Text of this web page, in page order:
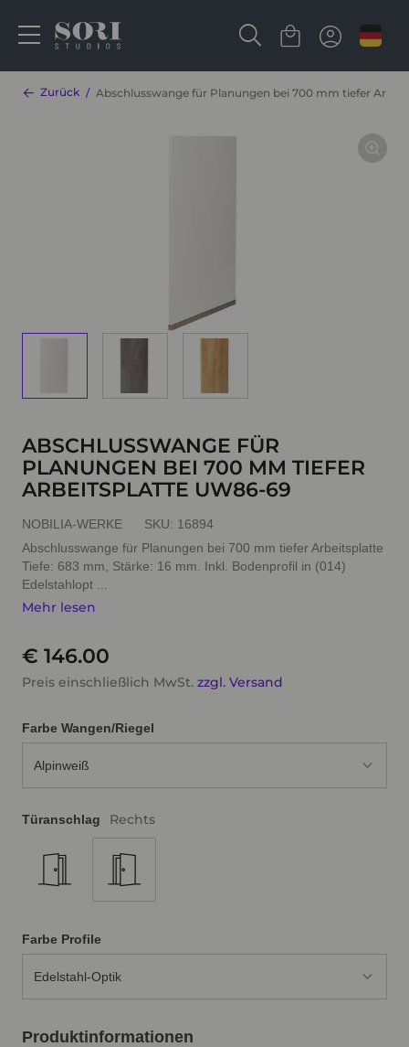
Zurück Abschlusswange für Planungen bei 700 mm tiefer
ABSCHLUSSWANGE FÜR
PLANUNGEN BEI 700 MM TIEFER
ARBEITSPLATTE UW86-69
NOBILIA-WERKE SKU: 16894
Abschlusswange für Planungen bei 700 mm tiefer Arbeitsplatte
Tiefe: 683 mm, Stärke: 16 mm. Inkl. Bodenprofil in (014)
Edelstahlopt ...
Mehr lesen
€ 146.00
Preis einschließlich MwSt. zzgl. Versand
Farbe Wangen/Riegel
Alpinweiß
Türanschlag Rechts
Farbe Profile
Edelstahl-Optik
Produktinformationen